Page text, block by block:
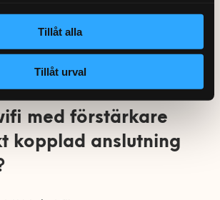
Tillåt alla
Tillåt urval
ett problem är detta ett rekommenderat
med förstärkare
kopplad anslutning